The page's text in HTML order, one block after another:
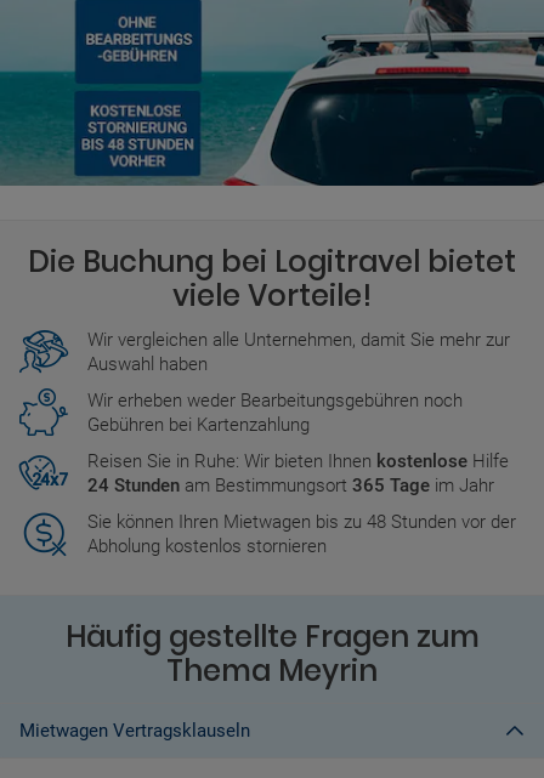
Die Buchung bei Logitravel bietet
viele Vorteile!
Wir vergleichen alle Unternehmen, damit Sie mehr zur
Auswahl haben
Wir erheben weder Bearbeitungsgebühren noch
Gebühren bei Kartenzahlung
Reisen Sie in Ruhe: Wir bieten Ihnen kostenlose Hilfe
24 Stunden am Bestimmungsort 365 Tage im Jahr
Sie können Ihren Mietwagen bis zu 48 Stunden vor der
Abholung kostenlos stornieren
Häufig gestellte Fragen zum
Thema Meyrin
Mietwagen Vertragsklauseln